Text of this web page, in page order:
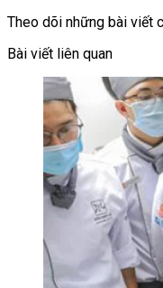
Theo dõi những bài viết
Bài viết liên quan